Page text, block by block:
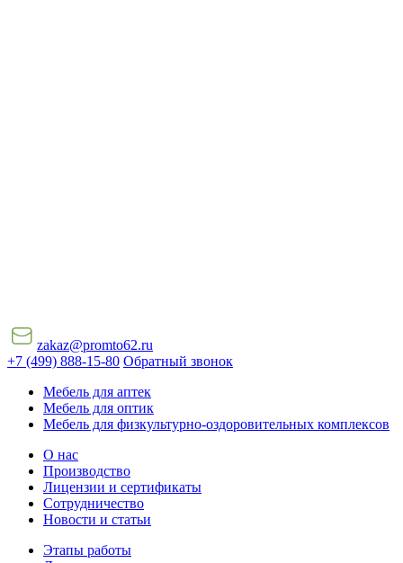
zakaz@promto62.ru
+7 (499) 888-15-80 Обратный звонок
Мебель для аптек
Мебель для оптик
Мебель для физкультурно-оздоровительных комплексов
О нас
Производство
Лицензии и сертификаты
Сотрудничество
Новости и статьи
Этапы работы